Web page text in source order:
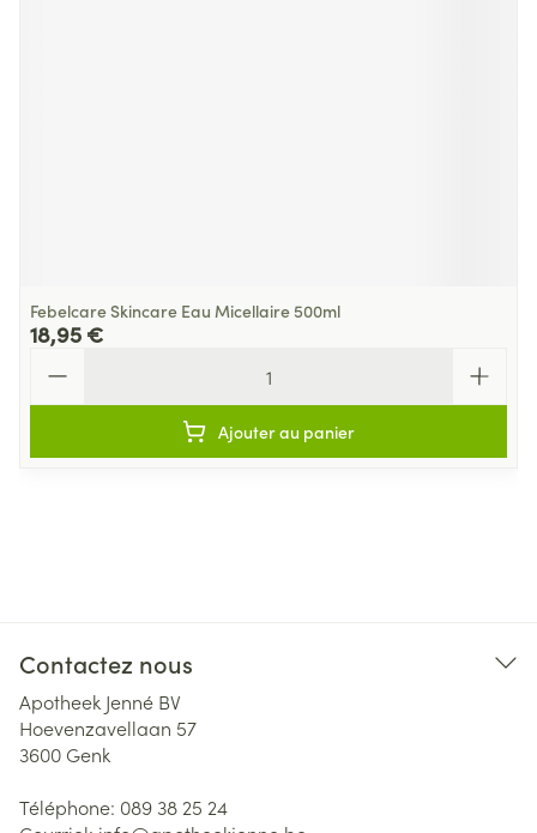
Febelcare Skincare Eau Micellaire 500ml
18,95 €
Ajouter au panier
Contactez nous
Apotheek Jenné BV
Hoevenzavellaan 57
3600 Genk
Téléphone: 089 38 25 24